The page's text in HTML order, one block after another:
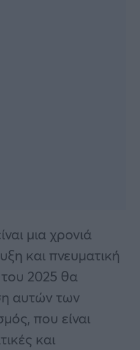
μια χρονιά
και πνευματική
του 2025 θα
αυτών των
που είναι
και